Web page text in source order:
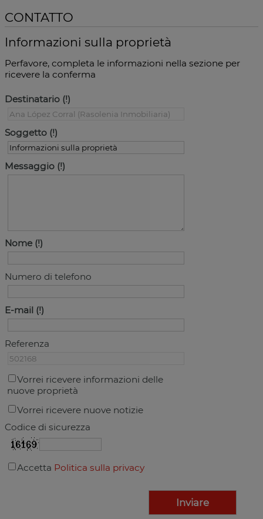
CONTATTO
Informazioni sulla proprietà
Perfavore, completa le informazioni nella sezione per
ricevere la conferma
Destinatario
Soggetto
Messaggio
Nome
Numero di telefono
E-mail
Referenza
Vorrei ricevere informazioni delle
nuove proprietà
Vorrei ricevere nuove notizie
Codice di sicurezza
Accetta Politica sulla privacy